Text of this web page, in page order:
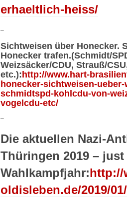
erhaeltlich-heiss/
–
Sichtweisen über Honecker.
Honecker trafen.(Schmidt/
Weizsäcker/CDU, Strauß/
etc.):http://www.hart-
honecker-sichtweisen-
schmidtspd-kohlcdu-von-
vogelcdu-etc/
–
Die aktuellen Nazi-
Thüringen 2019 – just
Wahlkampfjahr:http://
oldisleben.de/2019/